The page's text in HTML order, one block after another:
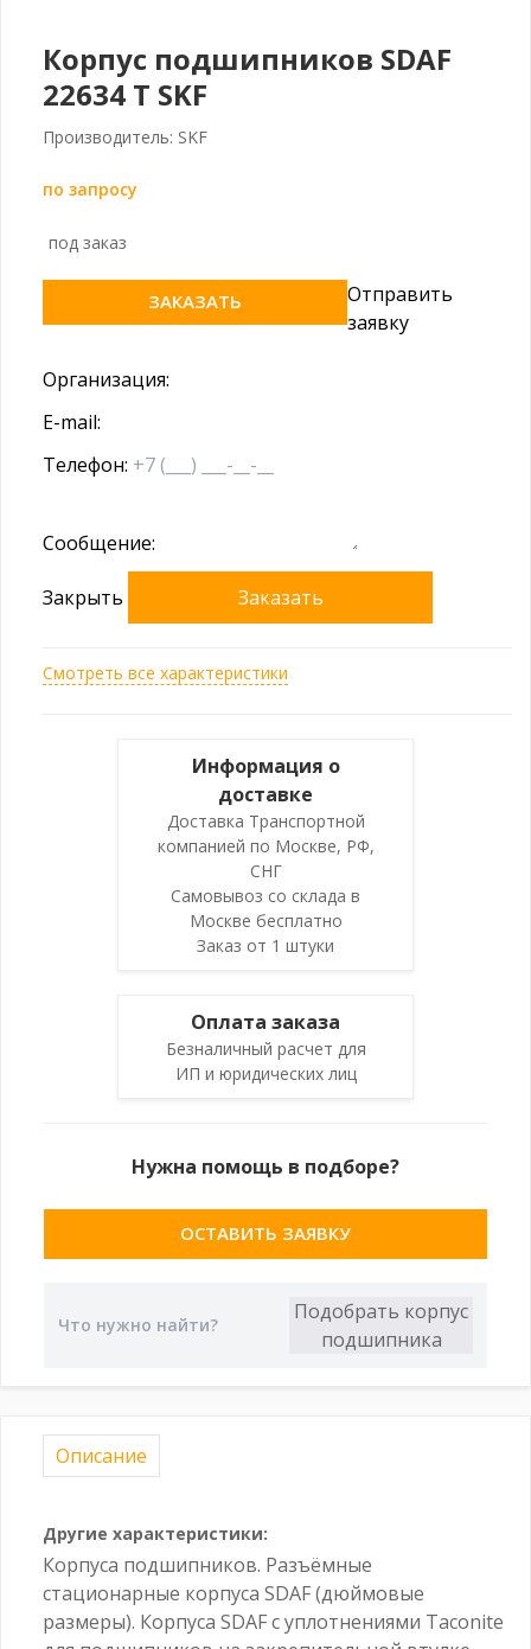
Корпус подшипников SDAF
22634 T SKF
Производитель: SKF
по запросу
под заказ
ЗАКАЗАТЬ
Отправить
заявку
Организация:
E-mail:
Телефон:
Сообщение:
Закрыть Заказать
Смотреть все характеристики
Информация о
доставке
Доставка Транспортной
компанией по Москве, РФ,
СНГ
Самовывоз со склада в
Москве бесплатно
Заказ от 1 штуки
Оплата заказа
Безналичный расчет для
ИП и юридических лиц
Нужна помощь в подборе?
ОСТАВИТЬ ЗАЯВКУ
Описание
Другие характеристики:
Корпуса подшипников. Разъёмные
стационарные корпуса SDAF (дюймовые
размеры). Корпуса SDAF с уплотнениями Taconite